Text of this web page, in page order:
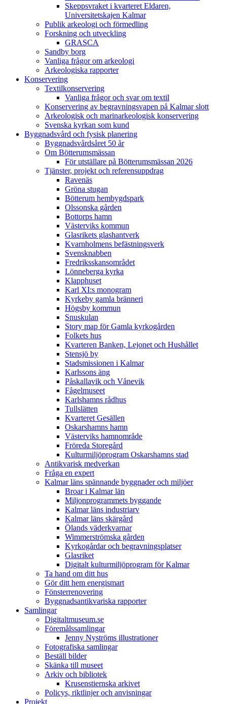
Skeppsvraket i kvarteret Eldaren,
Universitetskajen Kalmar
Publik arkeologi och förmedling
Forskning och utveckling
GRASCA
Sandby borg
Vanliga frågor om arkeologi
Arkeologiska rapporter
Konservering
Textilkonservering
Vanliga frågor och svar om textil
Konservering av begravningsvapen på Kalmar slott
Arkeologisk och marinarkeologisk konservering
Svenska kyrkan som kund
Byggnadsvård och fysisk planering
Byggnadsvårdsåret 50 år
Om Bötterumsmässan
För utställare på Bötterumsmässan 2026
Tjänster, projekt och referensuppdrag
Ravenäs
Gröna stugan
Bötterum hembygdspark
Olssonska gården
Bottorps hamn
Västerviks kommun
Glasrikets glashantverk
Kvarnholmens befästningsverk
Svensknabben
Fredriksskansområdet
Lönneberga kyrka
Klapphuset
Karl XI:s monogram
Kyrkeby gamla bränneri
Högsby kommun
Snuskulan
Story map för Gamla kyrkogården
Folkets hus
Kvarteren Banken, Lejonet och Hushållet
Stensjö by
Stadsmissionen i Kalmar
Karlssons äng
Påskallavik och Vånevik
Fågelmuseet
Karlshamns rådhus
Tullslätten
Kvarteret Gesällen
Oskarshamns hamn
Västerviks hamnområde
Fröreda Storegård
Kulturmiljöprogram Oskarshamns stad
Antikvarisk medverkan
Fråga en expert
Kalmar läns spännande byggnader och miljöer
Broar i Kalmar län
Miljonprogrammets byggande
Kalmar läns industriarv
Kalmar läns skärgård
Ölands väderkvarnar
Wimmerströmska gården
Kyrkogårdar och begravningsplatser
Glasriket
Digitalt kulturmiljöprogram för Kalmar
Ta hand om ditt hus
Gör ditt hem energismart
Fönsterrenovering
Byggnadsantikvariska rapporter
Samlingar
Digitaltmuseum.se
Föremålssamlingar
Jenny Nyströms illustrationer
Fotografiska samlingar
Beställ bilder
Skänka till museet
Arkiv och bibliotek
Krusenstiernska arkivet
Policys, riktlinjer och anvisningar
Projekt